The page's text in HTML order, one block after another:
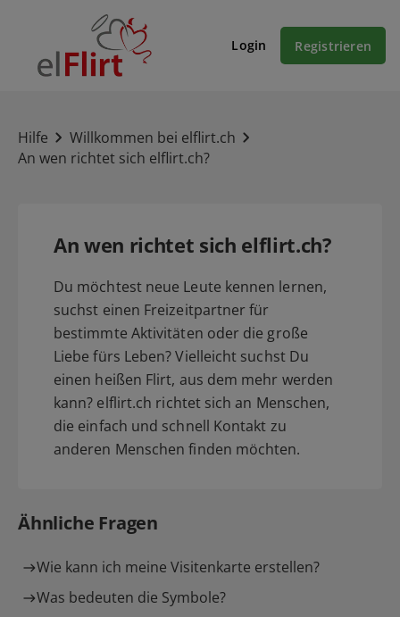
Login Registrieren
Hilfe
Willkommen bei elflirt.ch
An wen richtet sich elflirt.ch?
An wen richtet sich elflirt.ch?
Du möchtest neue Leute kennen lernen,
suchst einen Freizeitpartner für
bestimmte Aktivitäten oder die große
Liebe fürs Leben? Vielleicht suchst Du
einen heißen Flirt, aus dem mehr werden
kann? elflirt.ch richtet sich an Menschen,
die einfach und schnell Kontakt zu
anderen Menschen finden möchten.
Ähnliche Fragen
Wie kann ich meine Visitenkarte erstellen?
Was bedeuten die Symbole?